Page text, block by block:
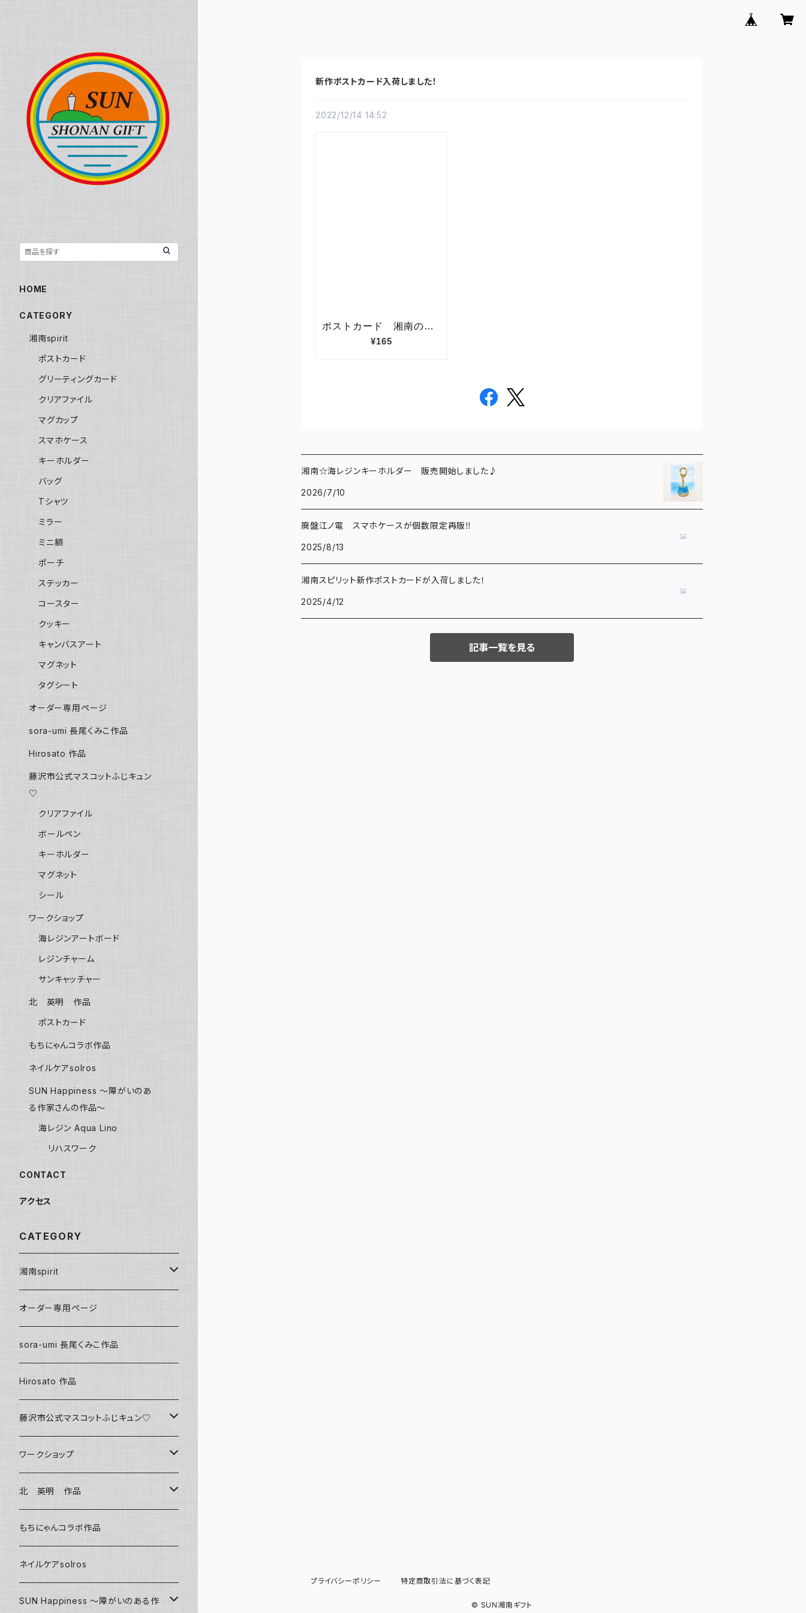
新作ポストカード入荷しました！
2022/12/14 14:52
湘南☆海レジンキーホルダー 販売開始しました♪
2026/7/10
廃盤江ノ電 スマホケースが個数限定再販‼️
2025/8/13
湘南スピリット新作ポストカードが入荷しました！
2025/4/12
記事一覧を見る
HOME
CATEGORY
湘南spirit
ポストカード
グリーティングカード
クリアファイル
マグカップ
スマホケース
キーホルダー
バッグ
Tシャツ
ミラー
ミニ額
ポーチ
ステッカー
コースター
クッキー
キャンバスアート
マグネット
タグシート
オーダー専用ページ
sora-umi 長尾くみこ作品
Hirosato 作品
藤沢市公式マスコットふじキュン
♡
クリアファイル
ボールペン
キーホルダー
マグネット
シール
ワークショップ
海レジンアートボード
レジンチャーム
サンキャッチャー
北 英明 作品
ポストカード
もちにゃんコラボ作品
ネイルケアsolros
SUN Happiness ～障がいのあ
る作家さんの作品～
海レジン Aqua Lino
リハスワーク
CONTACT
アクセス
CATEGORY
湘南spirit
ポストカード
グリーティングカード
クリアファイル
マグカップ
スマホケース
キーホルダー
バッグ
Tシャツ
ミラー
オーダー専用ページ
sora-umi 長尾くみこ作品
Hirosato 作品
藤沢市公式マスコットふじキュン♡
クリアファイル
ボールペン
キーホルダー
マグネット
シール
ワークショップ
海レジンアートボード
レジンチャーム
サンキャッチャー
北 英明 作品
ポストカード
もちにゃんコラボ作品
ネイルケアsolros
SUN Happiness ～障がいのある作
プライバシーポリシー 特定商取引法に基づく表記
© SUN湘南ギフト